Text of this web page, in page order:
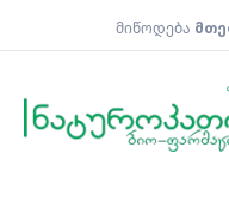
მიწოდება